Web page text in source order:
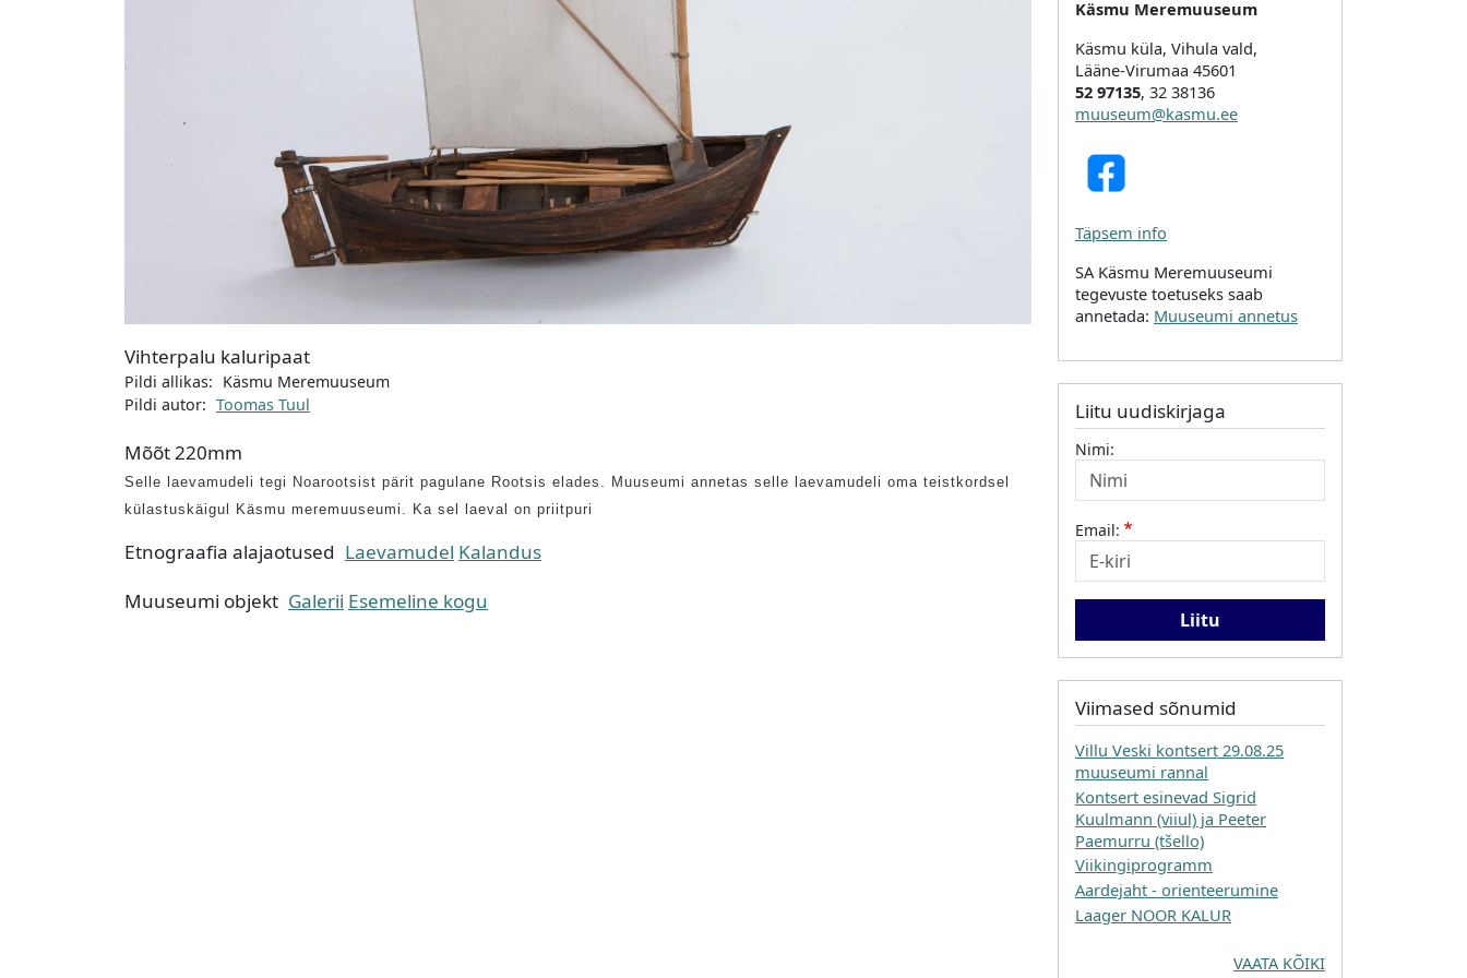
Vihterpalu kaluripaat
Pildi allikas: Käsmu Meremuuseum
Pildi autor: Toomas Tuul
Mõõt220mm
Selle laevamudeli tegi Noarootsist pärit pagulane Rootsis elades. Muuseumi annetas selle laevamudeli oma teistkordsel
külastuskäigul Käsmu meremuuseumi. Ka sel laeval on priitpuri
Etnograafia alajaotused Laevamudel Kalandus
Muuseumi objekt Galerii Esemeline kogu
Käsmu Meremuuseum
Käsmu küla, Vihula vald,
Lääne-Virumaa 45601
52 97135, 32 38136
muuseum@kasmu.ee
Täpsem info
SA Käsmu Meremuuseumi
tegevuste toetuseks saab
annetada: Muuseumi annetus
Liitu uudiskirjaga
Nimi:
Email:
Viimased sõnumid
Villu Veski kontsert 29.08.25
muuseumi rannal
Kontsert esinevad Sigrid
Kuulmann (viiul) ja Peeter
Paemurru (tšello)
Viikingiprogramm
Aardejaht - orienteerumine
Laager NOOR KALUR
VAATA KÕIKI